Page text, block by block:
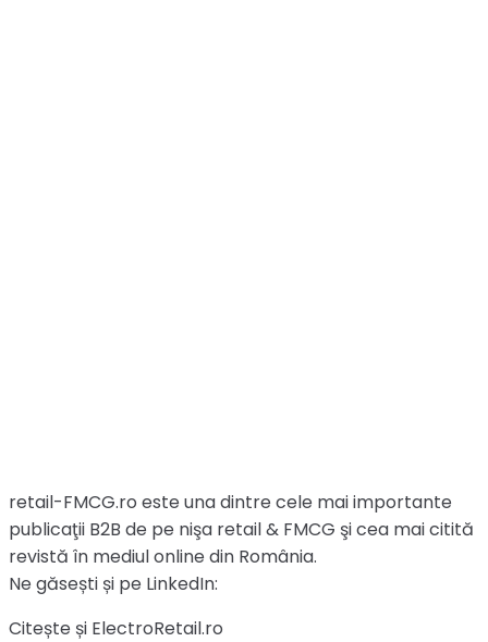
retail-FMCG.ro este una dintre cele mai importante
publicaţii B2B de pe nişa retail & FMCG şi cea mai citită
revistă în mediul online din România.
Ne găsești și pe LinkedIn:
Citește și ElectroRetail.ro